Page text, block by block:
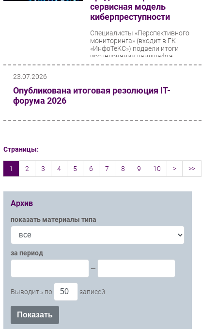
сервисная модель
киберпреступности
Специалисты «Перспективного
мониторинга» (входит в ГК
«ИнфоТеКС») подвели итоги
исследования ландшафта
киберугроз во втором квартале...
23.07.2026
Опубликована итоговая резолюция IT-
форума 2026
Страницы:
1 2 3 4 5 6 7 8 9 10 > >>
Архив
показать материалы типа
за период
—
Выводить по записей